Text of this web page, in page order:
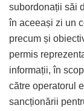
subordonații săi
în aceeași zi un
precum și
permis
informații, în
către operatorul
sancționării